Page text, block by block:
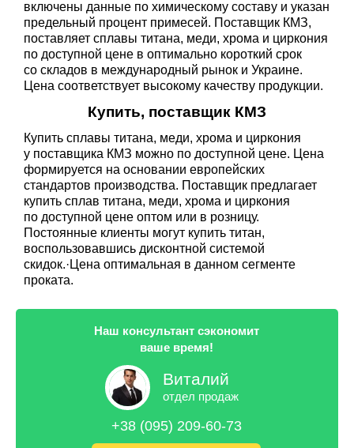
включены данные по химическому составу и указан
предельный процент примесей. Поставщик КМЗ,
поставляет сплавы титана, меди, хрома и циркония
по доступной цене в оптимально короткий срок
со складов в международный рынок и Украине.
Цена соответствует высокому качеству продукции.
Купить, поставщик КМЗ
Купить сплавы титана, меди, хрома и циркония
у поставщика КМЗ можно по доступной цене. Цена
формируется на основании европейских
стандартов производства. Поставщик предлагает
купить сплав титана, меди, хрома и циркония
по доступной цене оптом или в розницу.
Постоянные клиенты могут купить титан,
воспользовавшись дисконтной системой
скидок.·Цена оптимальная в данном сегменте
проката.
Наш консультант сэкономит
ваше время!
Виталий
отдел продаж
+38 (095) 209-60-73